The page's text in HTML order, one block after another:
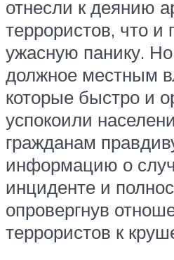
отнесли к деянию
террористов, что и
ужасную панику.
должное местным
которые быстро и
успокоили
гражданам
информацию о
инциденте и
опровергнув
террористов к